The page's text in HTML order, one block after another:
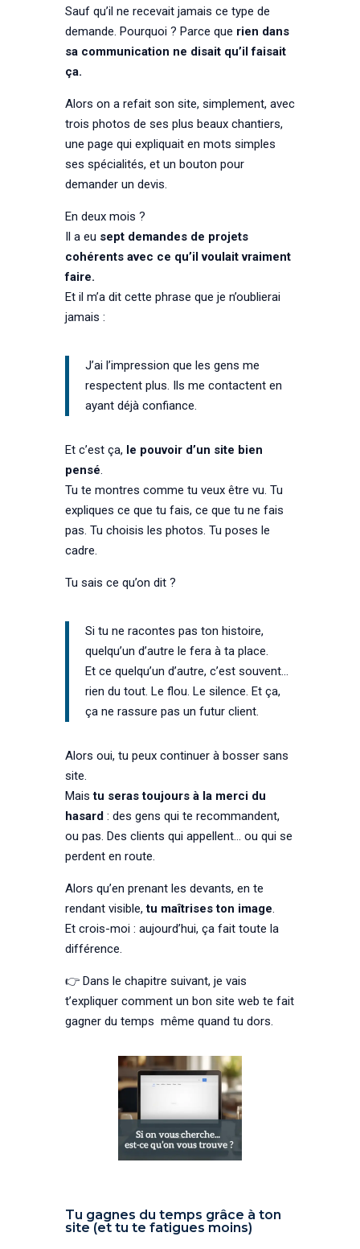
Sauf qu’il ne recevait jamais ce type de
demande. Pourquoi ? Parce que rien dans
sa communication ne disait qu’il faisait
ça.
Alors on a refait son site, simplement, avec
trois photos de ses plus beaux chantiers,
une page qui expliquait en mots simples
ses spécialités, et un bouton pour
demander un devis.
En deux mois ?
Il a eu sept demandes de projets
cohérents avec ce qu’il voulait vraiment
faire.
Et il m’a dit cette phrase que je n’oublierai
jamais :
J’ai l’impression que les gens me
respectent plus. Ils me contactent en
ayant déjà confiance.
Et c’est ça, le pouvoir d’un site bien
pensé.
Tu te montres comme tu veux être vu. Tu
expliques ce que tu fais, ce que tu ne fais
pas. Tu choisis les photos. Tu poses le
cadre.
Tu sais ce qu’on dit ?
Si tu ne racontes pas ton histoire,
quelqu’un d’autre le fera à ta place.
Et ce quelqu’un d’autre, c’est souvent…
rien du tout. Le flou. Le silence. Et ça,
ça ne rassure pas un futur client.
Alors oui, tu peux continuer à bosser sans
site.
Maistu seras toujours à la merci du
hasard: des gens qui te recommandent,
ou pas. Des clients qui appellent… ou qui se
perdent en route.
Alors qu’en prenant les devants, en te
rendant visible,tu maîtrises ton image.
Et crois-moi : aujourd’hui, ça fait toute la
différence.
👉 Dans le chapitre suivant, je vais
t’expliquer comment un bon site web te fait
gagner du temps même quand tu dors.
Tu gagnes du temps grâce à ton
site (et tu te fatigues moins)